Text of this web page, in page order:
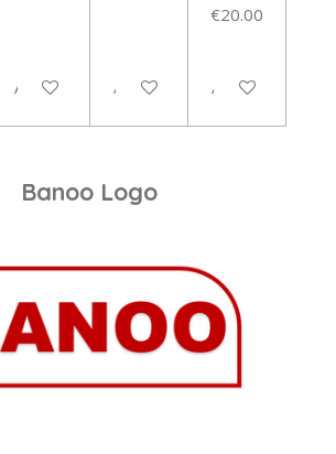
Add to cart Add to cart
€20.00
Add to cart
Banoo Logo